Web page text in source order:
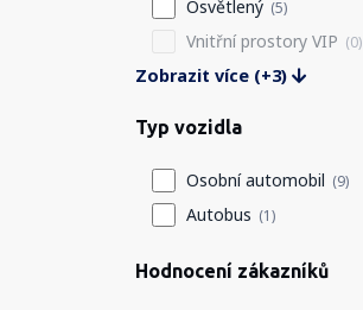
Osvětlený (5)
Vnitřní prostory VIP (0)
Zobrazit více (+3)
Typ vozidla
Osobní automobil (9)
Autobus (1)
Hodnocení zákazníků